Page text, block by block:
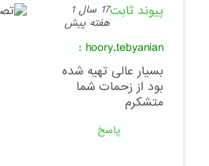
پیوند ثابت
17 سال 1
هفته پیش
hoory.tebyanian
:
بسیار عالی تهیه شده
بود از زحمات شما
متشکرم
پاسخ